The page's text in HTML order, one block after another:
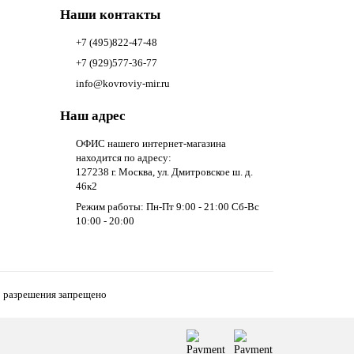
Наши контакты
+7 (495)822-47-48
+7 (929)577-36-77
info@kovroviy-mir.ru
Наш адрес
ОФИС нашего интернет-магазина
находится по адресу:
127238 г. Москва, ул. Дмитровское ш. д.
46к2
Режим работы: Пн-Пт 9:00 - 21:00 Сб-Вс
10:00 - 20:00
запрещено